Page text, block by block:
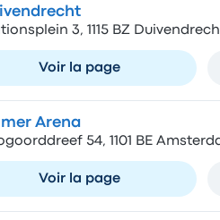
3, 1115 BZ
Voir la page
Arena
54, 1101 BE
Voir la page